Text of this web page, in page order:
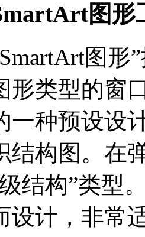
图形
图
形类型的窗
一种预设设
结构图。在
结构”类型
设计，非常